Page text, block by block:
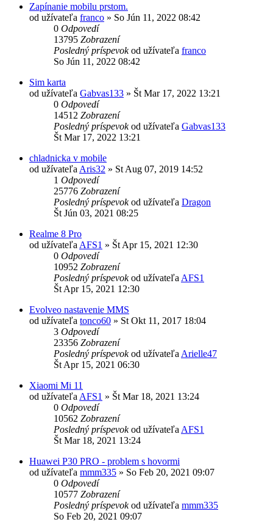
Zapínanie mobilu prstom.
od užívateľa franco » So Jún 11, 2022 08:42
0 Odpovedí
13795 Zobrazení
Posledný príspevokod užívateľa franco
So Jún 11, 2022 08:42
Sim karta
od užívateľa Gabvas133 » Št Mar 17, 2022 13:21
0 Odpovedí
14512 Zobrazení
Posledný príspevokod užívateľa Gabvas133
Št Mar 17, 2022 13:21
chladnicka v mobile
od užívateľa Aris32 » St Aug 07, 2019 14:52
1 Odpovedí
25776 Zobrazení
Posledný príspevokod užívateľa Dragon
Št Jún 03, 2021 08:25
Realme 8 Pro
od užívateľa AFS1 » Št Apr 15, 2021 12:30
0 Odpovedí
10952 Zobrazení
Posledný príspevokod užívateľa AFS1
Št Apr 15, 2021 12:30
Evolveo nastavenie MMS
od užívateľa tonco60 » St Okt 11, 2017 18:04
3 Odpovedí
23356 Zobrazení
Posledný príspevokod užívateľa Arielle47
Št Apr 15, 2021 06:30
Xiaomi Mi 11
od užívateľa AFS1 » Št Mar 18, 2021 13:24
0 Odpovedí
10562 Zobrazení
Posledný príspevokod užívateľa AFS1
Št Mar 18, 2021 13:24
Huawei P30 PRO - problem s hovormi
od užívateľa mmm335 » So Feb 20, 2021 09:07
0 Odpovedí
10577 Zobrazení
Posledný príspevokod užívateľa mmm335
So Feb 20, 2021 09:07